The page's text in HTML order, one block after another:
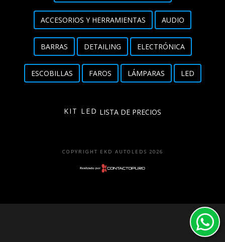
Barras
Detailing
Electrónica
Escobillas
ACCESORIOS Y HERRAMIENTAS AUDIO
BARRAS DETAILING ELECTRÓNICA
ESCOBILLAS FAROS LÁMPARAS LED
KIT LED LISTA DE PRECIOS
COPYRIGHT EKD AUTOLEDS 2026